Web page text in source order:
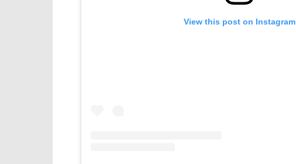
View this post on Instagram